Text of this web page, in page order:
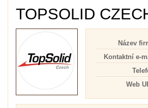
TOPSOLID
Název
Kontaktní e-
Web